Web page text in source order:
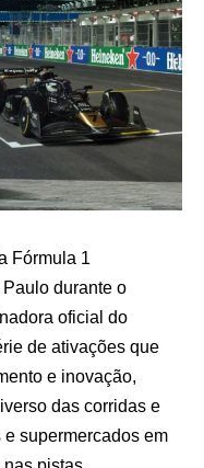
Fórmula 1
durante o
oficial do
de ativações que
e inovação,
das corridas e
supermercados em